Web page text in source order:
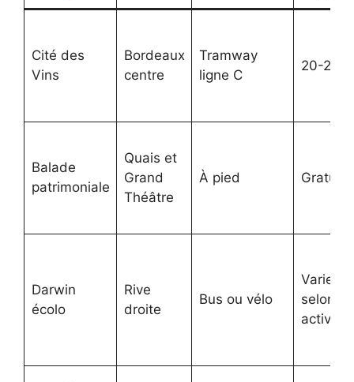
Cité des
Vins
Bordeaux
centre
Tramway
ligne C
20-25
Balade
patrimoniale
Quais et
Grand
Théâtre
À pied Gratuit
Darwin
écolo
Rive
droite
Bus ou vélo
Varie
selon
activité